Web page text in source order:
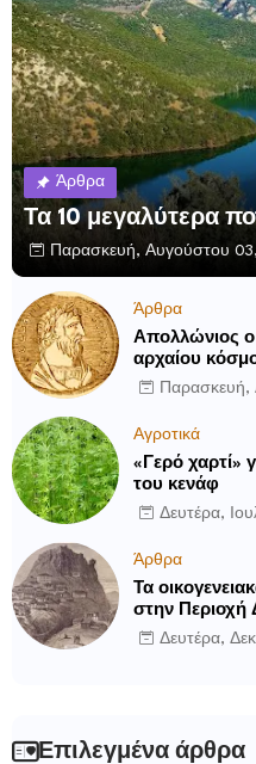
Άρθρα
Τα 10 μεγαλύτερα
Παρασκευή, Αυγούστου
Άρθρα
Απολλώνιος ο
αρχαίου
Αγροτικά
«Γερό χαρτί»
του κενάφ
Δευτέρα,
Άρθρα
Τα
στην Περιοχή
Δευτέρα,
Επιλεγμένα άρθρα